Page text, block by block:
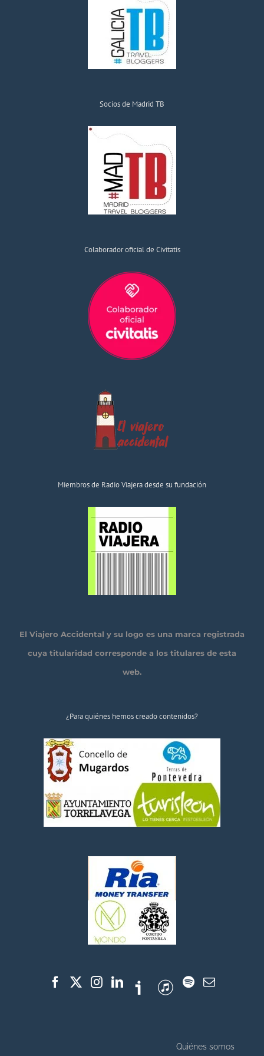
Socios de Madrid TB
Colaborador oficial de Civitatis
Miembros de Radio Viajera desde su fundación
El Viajero Accidental y su logo es una marca registrada
cuya titularidad corresponde a los titulares de esta
web.
¿Para quiénes hemos creado contenidos?
Quiénes somos